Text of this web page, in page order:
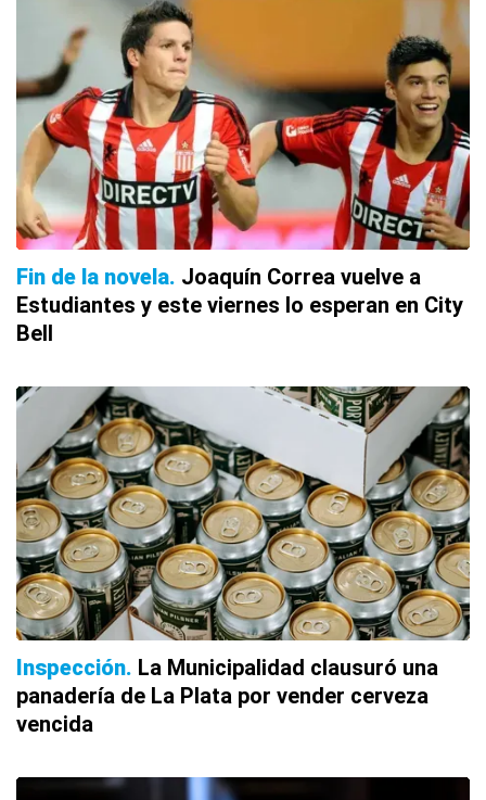
Fin de la novela Joaquín Correa vuelve a
Estudiantes y este viernes lo esperan en City
Bell
Inspección La Municipalidad clausuró una
panadería de La Plata por vender cerveza
vencida